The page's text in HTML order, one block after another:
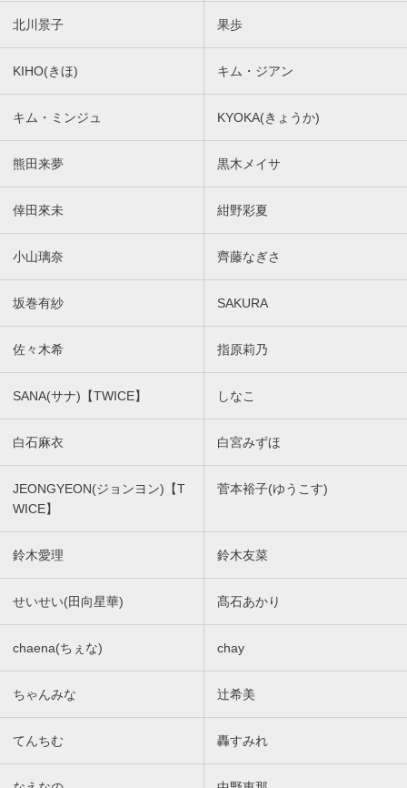
北川景子 果歩
KIHO(きほ) キム・ジアン
キム・ミンジュ KYOKA(きょうか)
熊田来夢 黒木メイサ
倖田來未 紺野彩夏
小山璃奈 齊藤なぎさ
坂巻有紗 SAKURA
佐々木希 指原莉乃
SANA(サナ)【TWICE】 しなこ
白石麻衣 白宮みずほ
JEONGYEON(ジョンヨン)【T
WICE】
菅本裕子(ゆうこす)
鈴木愛理 鈴木友菜
せいせい(田向星華) 髙石あかり
chaena(ちぇな) chay
ちゃんみな 辻希美
てんちむ 轟すみれ